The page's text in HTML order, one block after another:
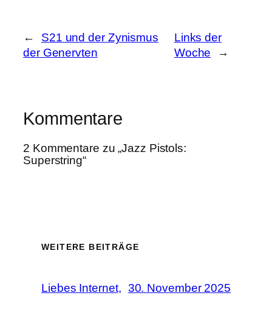
←
S21 und der Zynismus
der Genervten
Links der
Woche
→
Kommentare
2 Kommentare zu „Jazz Pistols:
Superstring“
WEITERE BEITRÄGE
Liebes Internet, 30. November 2025